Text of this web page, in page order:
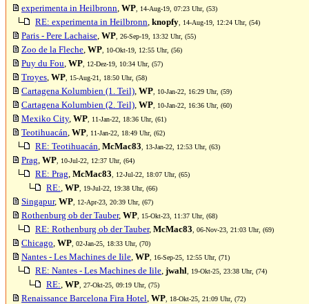
experimenta in Heilbronn, WP , 14-Aug-19, 07:23 Uhr, (53)
RE: experimenta in Heilbronn, knopfy , 14-Aug-19, 12:24 Uhr, (54)
Paris - Pere Lachaise, WP , 26-Sep-19, 13:32 Uhr, (55)
Zoo de la Fleche, WP , 10-Okt-19, 12:55 Uhr, (56)
Puy du Fou, WP , 12-Dez-19, 10:34 Uhr, (57)
Troyes, WP , 15-Aug-21, 18:50 Uhr, (58)
Cartagena Kolumbien (1. Teil), WP , 10-Jan-22, 16:29 Uhr, (59)
Cartagena Kolumbien (2. Teil), WP , 10-Jan-22, 16:36 Uhr, (60)
Mexiko City, WP , 11-Jan-22, 18:36 Uhr, (61)
Teotihuacán, WP , 11-Jan-22, 18:49 Uhr, (62)
RE: Teotihuacán, McMac83 , 13-Jan-22, 12:53 Uhr, (63)
Prag, WP , 10-Jul-22, 12:37 Uhr, (64)
RE: Prag, McMac83 , 12-Jul-22, 18:07 Uhr, (65)
RE:, WP , 19-Jul-22, 19:38 Uhr, (66)
Singapur, WP , 12-Apr-23, 20:39 Uhr, (67)
Rothenburg ob der Tauber, WP , 15-Okt-23, 11:37 Uhr, (68)
RE: Rothenburg ob der Tauber, McMac83 , 06-Nov-23, 21:03 Uhr, (69)
Chicago, WP , 02-Jan-25, 18:33 Uhr, (70)
Nantes - Les Machines de Iile, WP , 16-Sep-25, 12:55 Uhr, (71)
RE: Nantes - Les Machines de Iile, jwahl , 19-Okt-25, 23:38 Uhr, (74)
RE:, WP , 27-Okt-25, 09:19 Uhr, (75)
Renaissance Barcelona Fira Hotel, WP , 18-Okt-25, 21:09 Uhr, (72)